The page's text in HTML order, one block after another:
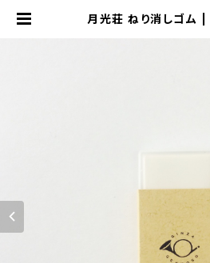
月光荘 ねり消しゴム |